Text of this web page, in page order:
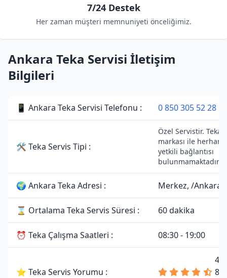
7/24 Destek
Her zaman müşteri memnuniyeti önceliğimiz.
Ankara Teka Servisi İletişim
Bilgileri
📱 Ankara Teka Servisi Telefonu : 0 850 305 52 28
🛠 Teka Servis Tipi :
Özel Servistir. Teka
markası ile
yetkili bağlantısı
bulunmamaktadır.
🌍 Ankara Teka Adresi : Merkez, /Ankara
⌛ Ortalama Teka Servis Süresi : 60 dakika
⏰ Teka Çalışma Saatleri : 08:30 - 19:00
⭐ Teka Servis Yorumu :
81